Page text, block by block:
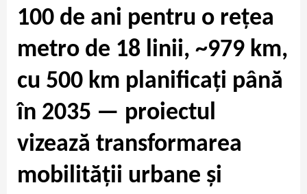
100 de ani pentru o rețea
metro de 18 linii, ~979 km,
cu 500 km planificați până
în 2035 — proiectul
vizează transformarea
mobilității urbane și